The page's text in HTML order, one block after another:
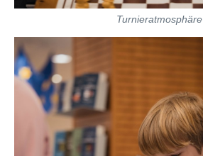
Turnieratmosphäre